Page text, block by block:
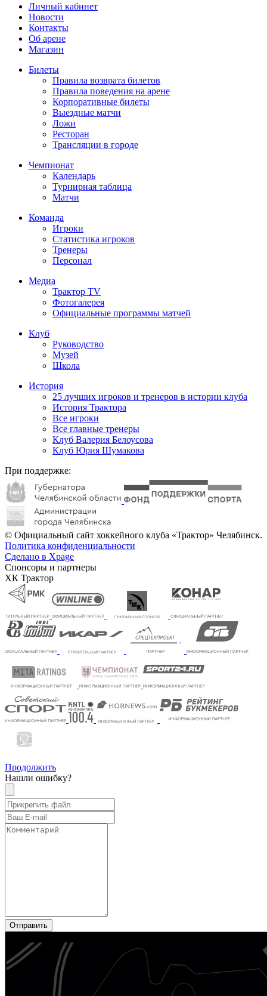
Личный кабинет
Новости
Контакты
Об арене
Магазин
Билеты
Правила возврата билетов
Правила поведения на арене
Корпоративные билеты
Выездные матчи
Ложи
Ресторан
Трансляции в городе
Чемпионат
Календарь
Турнирная таблица
Матчи
Команда
Игроки
Статистика игроков
Тренеры
Персонал
Медиа
Трактор TV
Фотогалерея
Официальные программы матчей
Клуб
Руководство
Музей
Школа
История
25 лучших игроков и тренеров в истории клуба
История Трактора
Все игроки
Все главные тренеры
Клуб Валерия Белоусова
Клуб Юрия Шумакова
При поддержке:
© Официальный сайт хоккейного клуба «Трактор» Челябинск.
Политика конфиденциальности
Сделано в Xpage
Спонсоры и партнеры
ХК Трактор
Продолжить
Нашли ошибку?